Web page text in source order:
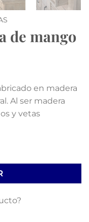
de mango
en madera
Al ser madera
y vetas